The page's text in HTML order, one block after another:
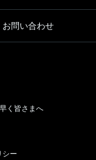
お問い合わせ
く皆さまへ
シー